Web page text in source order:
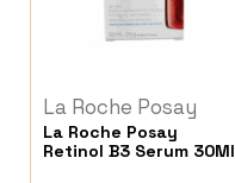
La Roche Posay
La Roche Posay
Retinol B3 Serum 30Ml